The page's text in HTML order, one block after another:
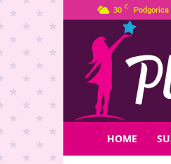
30 C Podgorica
Zvijezda
HOME